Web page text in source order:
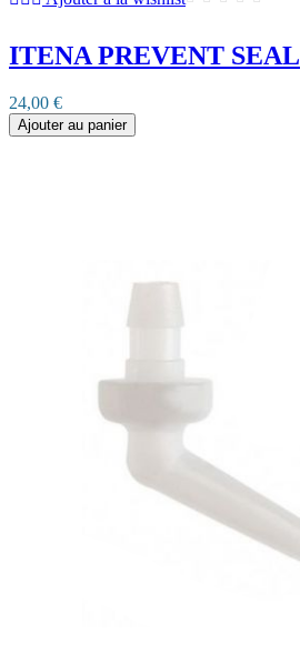
ITENA PREVENT SEAL
24,00 €
Ajouter au panier